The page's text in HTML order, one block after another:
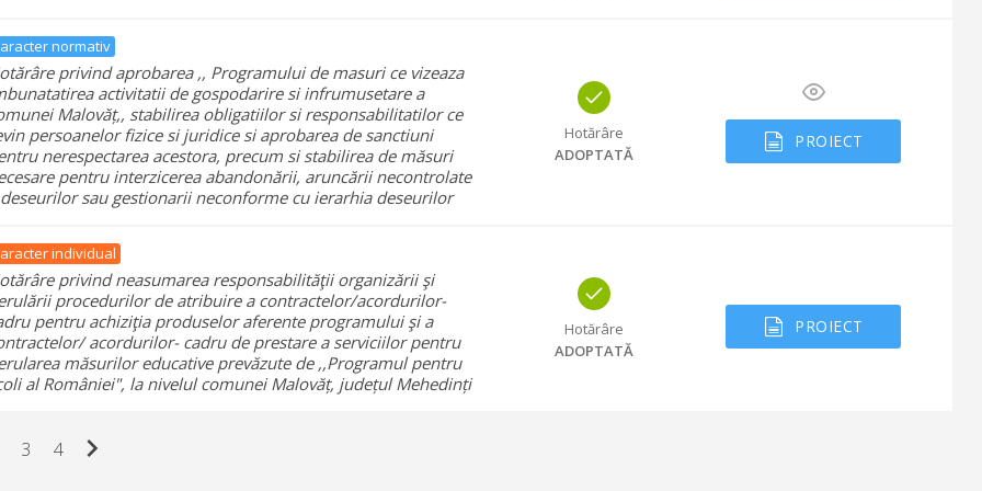
normativ
privind aprobarea ,, Programului de masuri ce vizeaza
activitatii de gospodarire si infrumusetare a
Malovăț,, stabilirea obligatiilor si responsabilitatilor ce
persoanelor fizice si juridice si aprobarea de sanctiuni
nerespectarea acestora, precum si stabilirea de măsuri
pentru interzicerea abandonării, aruncării necontrolate
sau gestionarii neconforme cu ierarhia deseurilor
Hotărâre
ADOPTATĂ
PROIECT
individual
privind neasumarea responsabilităţii organizării şi
procedurilor de atribuire a contractelor/acordurilor-
pentru achiziţia produselor aferente programului şi a
acordurilor- cadru de prestare a serviciilor pentru
măsurilor educative prevăzute de ,,Programul pentru
al României", la nivelul comunei Malovăț, județul Mehedinți
Hotărâre
ADOPTATĂ
PROIECT
3 4 chevron_right